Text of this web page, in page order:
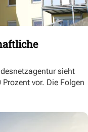
sieht
vor. Die Folgen